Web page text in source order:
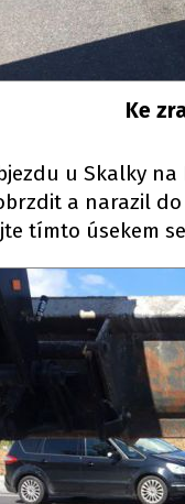
Ke
u Skalky
a narazil
tímto úsekem